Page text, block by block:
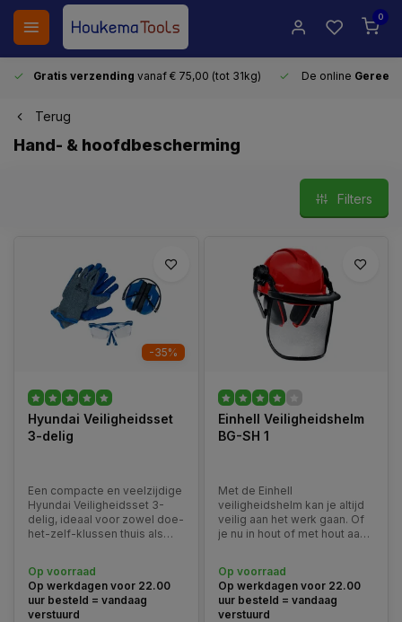
0
Gratis verzending vanaf € 75,00 (tot 31kg) De online
Terug
Hand- & hoofdbescherming
Filters
-35%
Hyundai Veiligheidsset
3-delig
Een compacte en veelzijdige
Hyundai Veiligheidsset 3-
delig, ideaal voor zowel doe-
het-zelf-klussen thuis als
Op voorraad
Op werkdagen voor 22.00
uur besteld = vandaag
verstuurd
Einhell Veiligheidshelm
BG-SH 1
Met de Einhell
veiligheidshelm kan je altijd
veilig aan het werk gaan. Of
je nu in hout of met hout aan
Op voorraad
Op werkdagen voor 22.00
uur besteld = vandaag
verstuurd